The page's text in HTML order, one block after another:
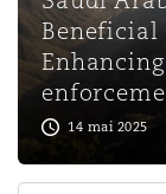
Beneficial
14 mai 2025